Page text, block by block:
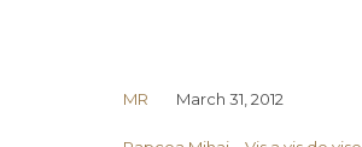
MR March 31, 2012